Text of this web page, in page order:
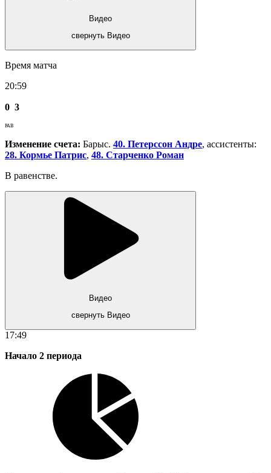
Видео
свернуть Видео
Время матча
20:59
0 3
РАВ
Изменение счета: Барыс. 40. Петерссон Андре, ассистенты:
28. Кормье Патрис, 48. Старченко Роман
В равенстве.
Видео
свернуть Видео
17:49
Начало 2 периода